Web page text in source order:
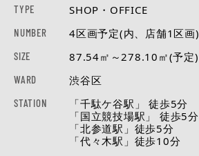
TYPE SHOP・OFFICE
NUMBER 4区画予定(内、店舗1区画)
SIZE 87.54㎡～278.10㎡(予定)
WARD 渋谷区
STATION
「千駄ケ谷駅」 徒歩5分
「国立競技場駅」 徒歩5分
「北参道駅」徒歩5分
「代々木駅」徒歩10分